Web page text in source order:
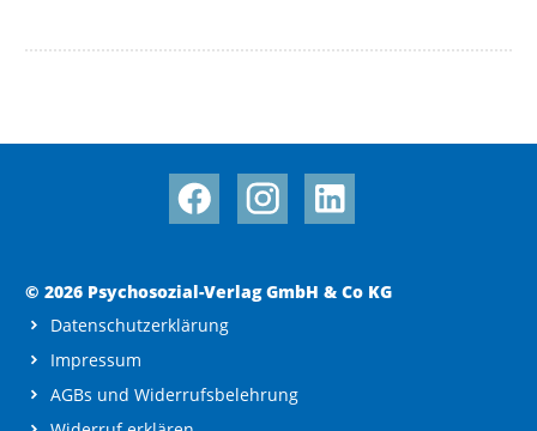
© 2026 Psychosozial-Verlag GmbH & Co KG
Datenschutzerklärung
Impressum
AGBs und Widerrufsbelehrung